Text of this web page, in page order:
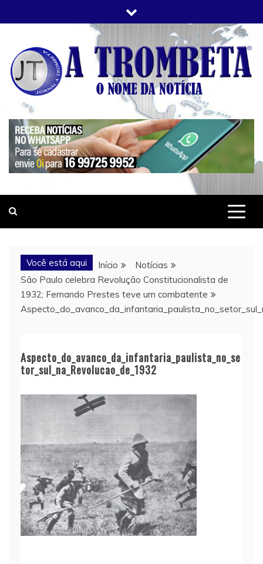
to
JORNAL A TROMBETA
O Nome da Notícia
Você está aqui Início
Notícias
São Paulo celebra Revolução Constitucionalista de
1932; Fernando Prestes teve um combatente
Aspecto_do_avanco_da_infantaria_paulista_no_se
tor_sul_na_Revolucao_de_1932